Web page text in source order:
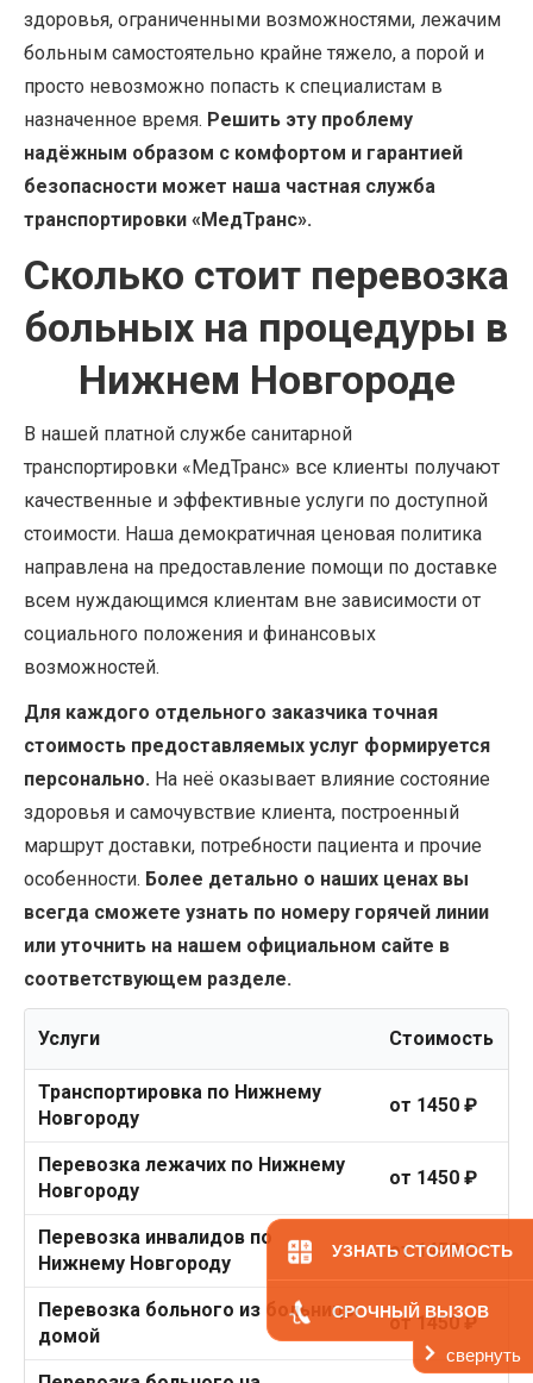
УЗНАТЬ СТОИМОСТЬ
СРОЧНЫЙ ВЫЗОВ
свернуть
здоровья, ограниченными возможностями, лежачим
больным самостоятельно крайне тяжело, а порой и
просто невозможно попасть к специалистам в
назначенное время. Решить эту проблему
надёжным образом с комфортом и гарантией
безопасности может наша частная служба
транспортировки «МедТранс».
Сколько стоит перевозка
больных на процедуры в
Нижнем Новгороде
В нашей платной службе санитарной
транспортировки «МедТранс» все клиенты получают
качественные и эффективные услуги по доступной
стоимости. Наша демократичная ценовая политика
направлена на предоставление помощи по доставке
всем нуждающимся клиентам вне зависимости от
социального положения и финансовых
возможностей.
Для каждого отдельного заказчика точная
стоимость предоставляемых услуг формируется
персонально. На неё оказывает влияние состояние
здоровья и самочувствие клиента, построенный
маршрут доставки, потребности пациента и прочие
особенности. Более детально о наших ценах вы
всегда сможете узнать по номеру горячей линии
или уточнить на нашем официальном сайте в
соответствующем разделе.
Услуги Стоимость
Транспортировка по Нижнему
Новгороду
от 1450 ₽
Перевозка лежачих по Нижнему
Новгороду
от 1450 ₽
Перевозка инвалидов по
Нижнему Новгороду
от 1450 ₽
Перевозка больного из больницы
домой
от 1450 ₽